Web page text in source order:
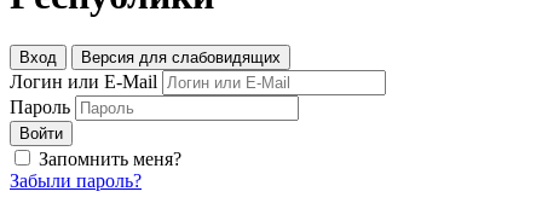
Вход Версия для слабовидящих
Логин или E-Mail
Пароль
Войти
Запомнить меня?
Забыли пароль?